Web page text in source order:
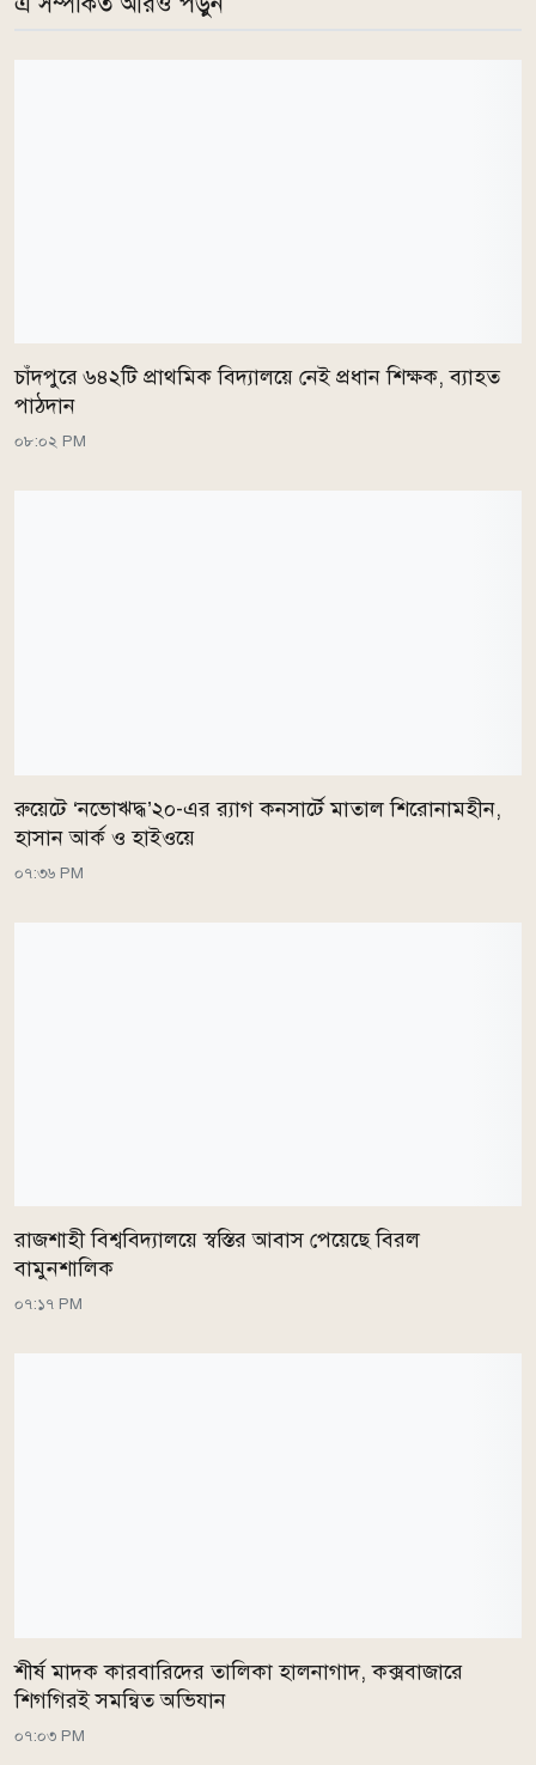
চাঁদপুরে ৬৪২টি প্রাথমিক বিদ্যালয়ে নেই প্রধান শিক্ষক, ব্যাহত
পাঠদান
০৮:০২ PM
রুয়েটে ‘নভোঋদ্ধ’২০-এর র‍্যাগ কনসার্টে মাতাল শিরোনামহীন,
হাসান আর্ক ও হাইওয়ে
০৭:৩৬ PM
রাজশাহী বিশ্ববিদ্যালয়ে স্বস্তির আবাস পেয়েছে বিরল
বামুনশালিক
০৭:১৭ PM
শীর্ষ মাদক কারবারিদের তালিকা হালনাগাদ, কক্সবাজারে
শিগগিরই সমন্বিত অভিযান
০৭:০৩ PM